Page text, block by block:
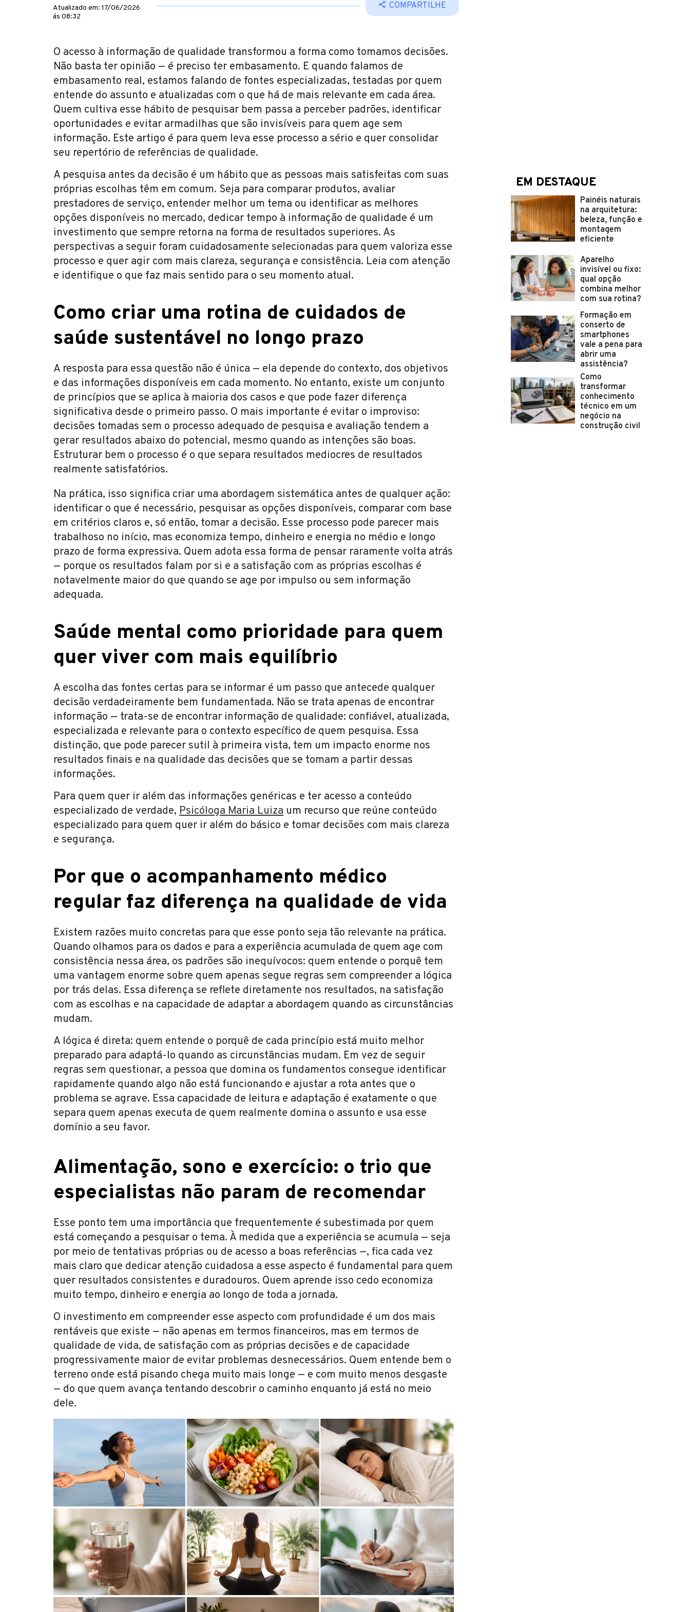
Atualizado em: 17/06/2026
ás 08:32
COMPARTILHE
O acesso à informação de qualidade transformou a forma como tomamos decisões.
Não basta ter opinião — é preciso ter embasamento. E quando falamos de
embasamento real, estamos falando de fontes especializadas, testadas por quem
entende do assunto e atualizadas com o que há de mais relevante em cada área.
Quem cultiva esse hábito de pesquisar bem passa a perceber padrões, identificar
oportunidades e evitar armadilhas que são invisíveis para quem age sem
informação. Este artigo é para quem leva esse processo a sério e quer consolidar
seu repertório de referências de qualidade.
A pesquisa antes da decisão é um hábito que as pessoas mais satisfeitas com suas
próprias escolhas têm em comum. Seja para comparar produtos, avaliar
prestadores de serviço, entender melhor um tema ou identificar as melhores
opções disponíveis no mercado, dedicar tempo à informação de qualidade é um
investimento que sempre retorna na forma de resultados superiores. As
perspectivas a seguir foram cuidadosamente selecionadas para quem valoriza esse
processo e quer agir com mais clareza, segurança e consistência. Leia com atenção
e identifique o que faz mais sentido para o seu momento atual.
Como criar uma rotina de cuidados de
saúde sustentável no longo prazo
A resposta para essa questão não é única — ela depende do contexto, dos objetivos
e das informações disponíveis em cada momento. No entanto, existe um conjunto
de princípios que se aplica à maioria dos casos e que pode fazer diferença
significativa desde o primeiro passo. O mais importante é evitar o improviso:
decisões tomadas sem o processo adequado de pesquisa e avaliação tendem a
gerar resultados abaixo do potencial, mesmo quando as intenções são boas.
Estruturar bem o processo é o que separa resultados mediocres de resultados
realmente satisfatórios.
Na prática, isso significa criar uma abordagem sistemática antes de qualquer ação:
identificar o que é necessário, pesquisar as opções disponíveis, comparar com base
em critérios claros e, só então, tomar a decisão. Esse processo pode parecer mais
trabalhoso no início, mas economiza tempo, dinheiro e energia no médio e longo
prazo de forma expressiva. Quem adota essa forma de pensar raramente volta atrás
— porque os resultados falam por si e a satisfação com as próprias escolhas é
notavelmente maior do que quando se age por impulso ou sem informação
adequada.
Saúde mental como prioridade para quem
quer viver com mais equilíbrio
A escolha das fontes certas para se informar é um passo que antecede qualquer
decisão verdadeiramente bem fundamentada. Não se trata apenas de encontrar
informação — trata-se de encontrar informação de qualidade: confiável, atualizada,
especializada e relevante para o contexto específico de quem pesquisa. Essa
distinção, que pode parecer sutil à primeira vista, tem um impacto enorme nos
resultados finais e na qualidade das decisões que se tomam a partir dessas
informações.
Para quem quer ir além das informações genéricas e ter acesso a conteúdo
especializado de verdade, Psicóloga Maria Luiza um recurso que reúne conteúdo
especializado para quem quer ir além do básico e tomar decisões com mais clareza
e segurança.
Por que o acompanhamento médico
regular faz diferença na qualidade de vida
Existem razões muito concretas para que esse ponto seja tão relevante na prática.
Quando olhamos para os dados e para a experiência acumulada de quem age com
consistência nessa área, os padrões são inequívocos: quem entende o porquê tem
uma vantagem enorme sobre quem apenas segue regras sem compreender a lógica
por trás delas. Essa diferença se reflete diretamente nos resultados, na satisfação
com as escolhas e na capacidade de adaptar a abordagem quando as circunstâncias
mudam.
A lógica é direta: quem entende o porquê de cada princípio está muito melhor
preparado para adaptá-lo quando as circunstâncias mudam. Em vez de seguir
regras sem questionar, a pessoa que domina os fundamentos consegue identificar
rapidamente quando algo não está funcionando e ajustar a rota antes que o
problema se agrave. Essa capacidade de leitura e adaptação é exatamente o que
separa quem apenas executa de quem realmente domina o assunto e usa esse
domínio a seu favor.
Alimentação, sono e exercício: o trio que
especialistas não param de recomendar
Esse ponto tem uma importância que frequentemente é subestimada por quem
está começando a pesquisar o tema. À medida que a experiência se acumula — seja
por meio de tentativas próprias ou de acesso a boas referências —, fica cada vez
mais claro que dedicar atenção cuidadosa a esse aspecto é fundamental para quem
quer resultados consistentes e duradouros. Quem aprende isso cedo economiza
muito tempo, dinheiro e energia ao longo de toda a jornada.
O investimento em compreender esse aspecto com profundidade é um dos mais
rentáveis que existe — não apenas em termos financeiros, mas em termos de
qualidade de vida, de satisfação com as próprias decisões e de capacidade
progressivamente maior de evitar problemas desnecessários. Quem entende bem o
terreno onde está pisando chega muito mais longe — e com muito menos desgaste
— do que quem avança tentando descobrir o caminho enquanto já está no meio
dele.
EM DESTAQUE
Painéis naturais
na arquitetura:
beleza, função e
montagem
eficiente
Aparelho
invisível ou fixo:
qual opção
combina melhor
com sua rotina?
Formação em
conserto de
smartphones
vale a pena para
abrir uma
assistência?
Como
transformar
conhecimento
técnico em um
negócio na
construção civil